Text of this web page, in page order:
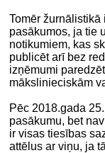
Tomēr
pasākumos, ja tie
notikumiem, kas
publicēt arī bez
izņēmumi
mākslinieciskām
Pēc 2018.gada
pasākumu, bet
ir visas tiesības
attēlus ar viņu, ja